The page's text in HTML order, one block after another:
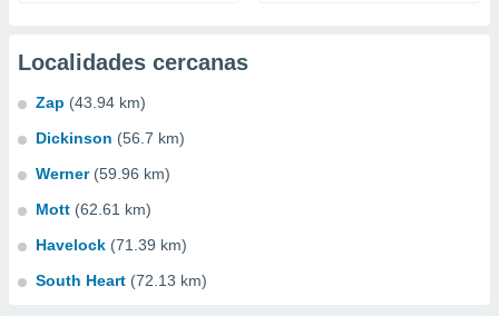
Localidades cercanas
Zap (43.94 km)
Dickinson (56.7 km)
Werner (59.96 km)
Mott (62.61 km)
Havelock (71.39 km)
South Heart (72.13 km)